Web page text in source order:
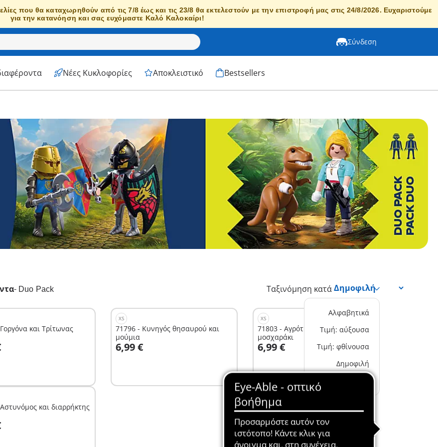
που θα καταχωρηθούν από τις 7/8 έως και τις 23/8 θα εκτελεστούν με την επιστροφή μας στις 24/8/2026. Ευχαριστούμε
για την κατανόηση και σας ευχόμαστε Καλό Καλοκαίρι!
Σύνδεση
Νέες Κυκλοφορίες Αποκλειστικό Bestsellers
- Duo Pack Ταξινόμηση κατά
Αλφαβητικά
Τιμή: αύξουσα
Τιμή: φθίνουσα
Δημοφιλή
και Τρίτωνας
XS
71796 - Κυνηγός θησαυρού και
μούμια
6,99 €Στο καλάθι
XS
71803 - Αγρότισσα και παιδάκι με
μοσχαράκι
6,99 €Στο καλάθι
και διαρρήκτης